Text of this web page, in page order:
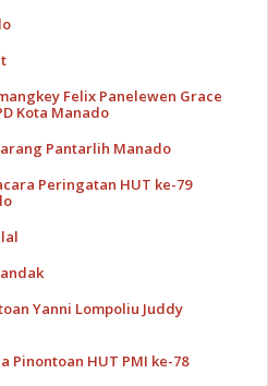
Felix Panelewen Grace
Kota Manado
Pantarlih Manado
Peringatan HUT ke-79
Yanni Lompoliu Juddy
Pinontoan HUT PMI ke-78